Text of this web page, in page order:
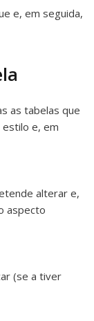
e, em seguida,
as tabelas que
e, em
alterar e,
aspecto
(se a tiver